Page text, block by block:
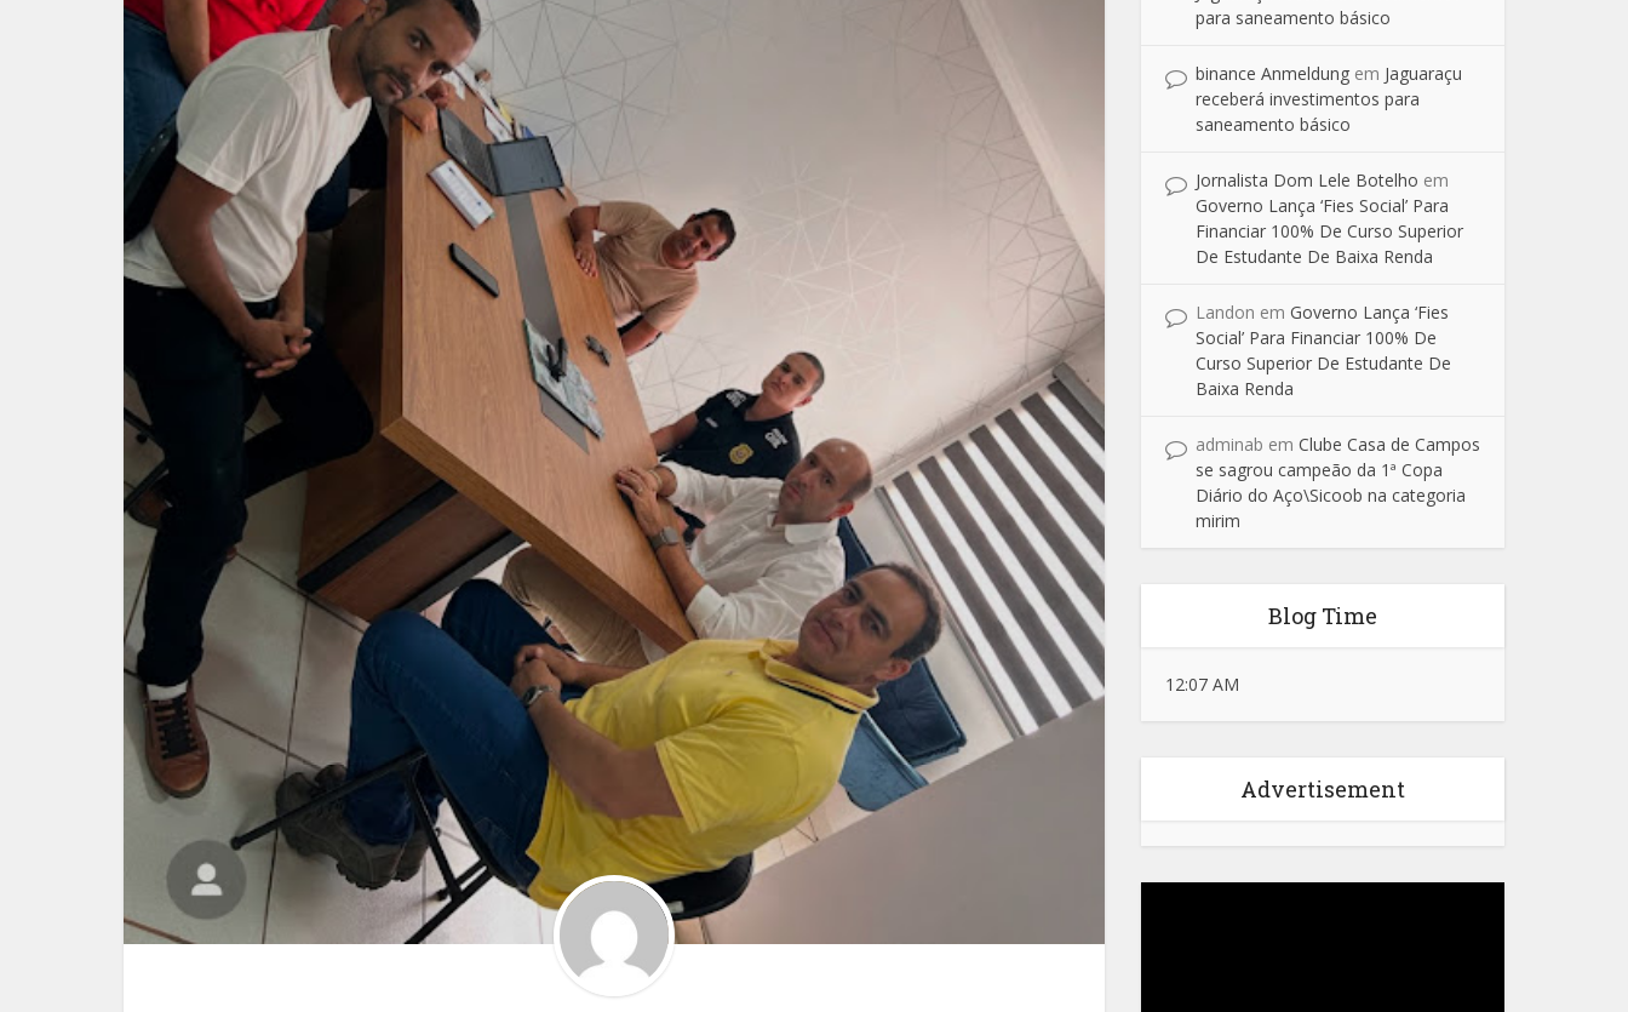
para saneamento básico
binance Anmeldung em Jaguaraçu
receberá investimentos para
saneamento básico
Jornalista Dom Lele Botelho em
Governo Lança ‘Fies Social’ Para
Financiar 100% De Curso Superior
De Estudante De Baixa Renda
Landon em Governo Lança ‘Fies
Social’ Para Financiar 100% De
Curso Superior De Estudante De
Baixa Renda
adminab em Clube Casa de Campos
se sagrou campeão da 1ª Copa
Diário do Aço\Sicoob na categoria
mirim
Blog Time
12:07 AM
Advertisement